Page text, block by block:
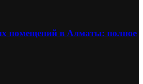
помещений в Алматы: полное